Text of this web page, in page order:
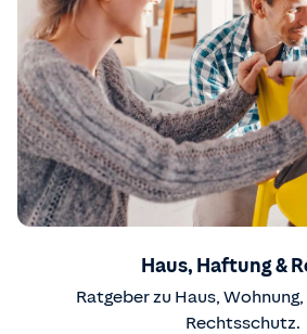
Haus, Haftung &
Ratgeber zu Haus,
Rechtsschutz.